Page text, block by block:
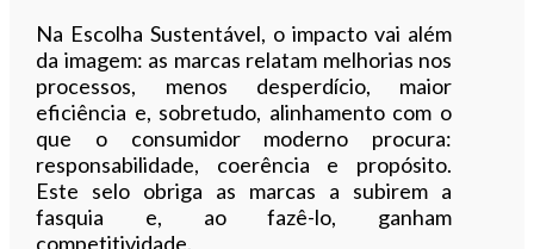
Na Escolha Sustentável, o impacto vai além
da imagem: as marcas relatam melhorias nos
processos, menos desperdício, maior
eficiência e, sobretudo, alinhamento com o
que o consumidor moderno procura:
responsabilidade, coerência e propósito.
Este selo obriga as marcas a subirem a
fasquia e, ao fazê-lo, ganham
competitividade.